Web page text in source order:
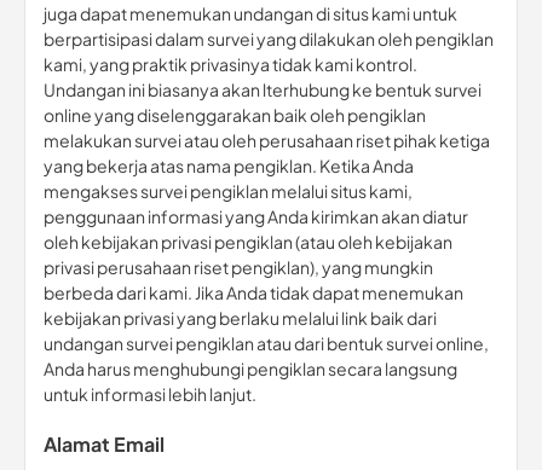
juga dapat menemukan undangan di situs kami untuk
berpartisipasi dalam survei yang dilakukan oleh pengiklan
kami, yang praktik privasinya tidak kami kontrol.
Undangan ini biasanya akan lterhubung ke bentuk survei
online yang diselenggarakan baik oleh pengiklan
melakukan survei atau oleh perusahaan riset pihak ketiga
yang bekerja atas nama pengiklan. Ketika Anda
mengakses survei pengiklan melalui situs kami,
penggunaan informasi yang Anda kirimkan akan diatur
oleh kebijakan privasi pengiklan (atau oleh kebijakan
privasi perusahaan riset pengiklan), yang mungkin
berbeda dari kami. Jika Anda tidak dapat menemukan
kebijakan privasi yang berlaku melalui link baik dari
undangan survei pengiklan atau dari bentuk survei online,
Anda harus menghubungi pengiklan secara langsung
untuk informasi lebih lanjut.
Alamat Email